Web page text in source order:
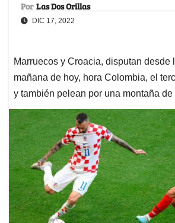
Por Las Dos Orillas
DIC 17, 2022
Marruecos y Croacia, disputan desde
mañana de hoy, hora Colombia, el
y también pelean por una montaña de